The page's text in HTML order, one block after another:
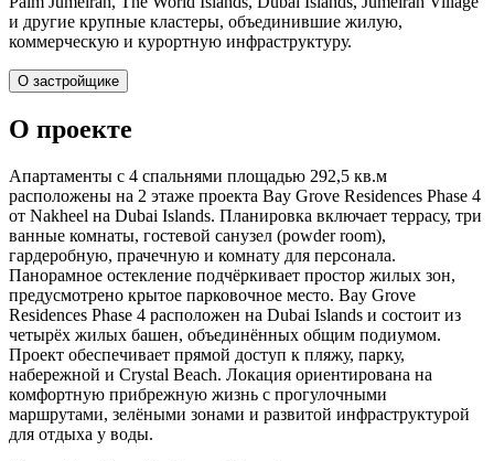
и другие крупные кластеры, объединившие жилую,
коммерческую и курортную инфраструктуру.
О застройщике
О проекте
Апартаменты с 4 спальнями площадью 292,5 кв.м
расположены на 2 этаже проекта Bay Grove Residences Phase 4
от Nakheel на Dubai Islands. Планировка включает террасу, три
ванные комнаты, гостевой санузел (powder room),
гардеробную, прачечную и комнату для персонала.
Панорамное остекление подчёркивает простор жилых зон,
предусмотрено крытое парковочное место. Bay Grove
Residences Phase 4 расположен на Dubai Islands и состоит из
четырёх жилых башен, объединённых общим подиумом.
Проект обеспечивает прямой доступ к пляжу, парку,
набережной и Crystal Beach. Локация ориентирована на
комфортную прибрежную жизнь с прогулочными
маршрутами, зелёными зонами и развитой инфраструктурой
для отдыха у воды.